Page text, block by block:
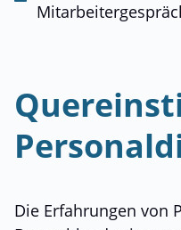
Die Erfahrungen von